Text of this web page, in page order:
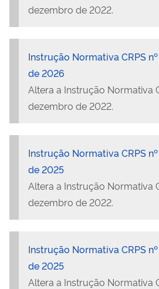
dezembro de 2022.
Instrução Normativa CRPS
de 2026
Altera a Instrução Normativa
dezembro de 2022.
Instrução Normativa CRPS
de 2025
Altera a Instrução Normativa
dezembro de 2022.
Instrução Normativa CRPS
de 2025
Altera a Instrução Normativa